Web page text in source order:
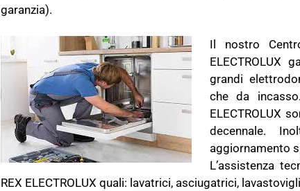
garanzia).
Il nostro
ELECTROLUX
grandi
che da
ELECTROLUX
decennale.
aggiornamento
L’assistenza
REX ELECTROLUX quali: lavatrici, asciugatrici,